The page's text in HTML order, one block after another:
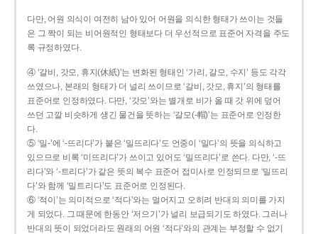
다만, 어원 의식이 여전히 남아 있어 어원을 의식한 형태가 쓰이는 것들
은 그 짝이 되는 비어원적인 형태보다 더 우선적으로 표준어 자격을 주도
록 규정하였다.
④ ‘갈비, 갓모, 휴지(休紙)’는 변화된 형태인 ‘가리, 갈모, 수지’ 등도 각각
쓰였으나, 본래의 형태가 더 널리 쓰이므로 ‘갈비, 갓모, 휴지’의 형태를
표준어로 인정하였다. 다만, ‘갓모’와는 별개로 비가 올 때 갓 위에 덮어
쓰던 고깔 비슷하게 생긴 물건을 뜻하는 ‘갈모(-帽)’는 표준어로 인정한
다.
⑤ ‘밀-’에 ‘-뜨리다’가 붙은 ‘밀뜨리다’도 언중이 ‘밀다’의 뜻을 의식하고
있으므로 비록 ‘미뜨리다’가 쓰이고 있어도 ‘밀뜨리다’로 쓴다. 다만, ‘-뜨
리다’와 ‘-트리다’가 같은 뜻의 복수 표준어 접미사로 인정되므로 ‘밀뜨리
다’와 함께 ‘밀트리다’도 표준어로 인정된다.
⑥ ‘적이’는 의미적으로 ‘적다’와는 멀어지고 오히려 반대의 의미를 가지
게 되었다. 그 때문에 한동안 ‘저으기’가 널리 보급되기도 하였다. 그러나
반대의 뜻이 되었더라도 원래의 어원 ‘적다’와의 관계는 부정할 수 없기